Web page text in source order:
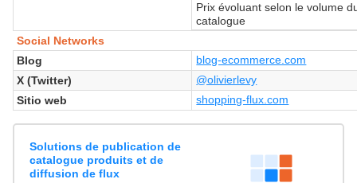
Prix évoluant selon le volume
catalogue
Social Networks
Blog
blog-ecommerce.com
X (Twitter)
@olivierlevy
Sitio web
shopping-flux.com
Solutions de publication de
catalogue produits et de
diffusion de flux